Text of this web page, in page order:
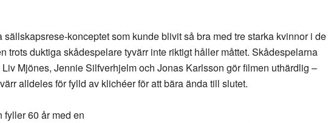
sällskapsrese-konceptet som kunde blivit så bra med tre starka kvinnor i de
trots duktiga skådespelare tyvärr inte riktigt håller måttet. Skådespelarna
Mjönes, Jennie Silfverhjelm och Jonas Karlsson gör filmen uthärdlig –
alldeles för fylld av klichéer för att bära ända till slutet.
fyller 60 år med en